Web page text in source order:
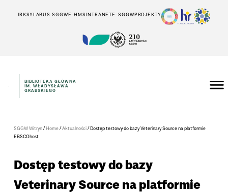
IRKSYLABUS SGGWE-HMSINTRANETE-SGGWPROJEKTY
BIBLIOTEKA GŁÓWNA
IM. WŁADYSŁAWA
GRABSKIEGO
SGGW Witryn/Home/Aktualności/Dostęp testowy do bazy Veterinary Source na platformie
EBSCOhost
Dostęp testowy do bazy
Veterinary Source na platformie